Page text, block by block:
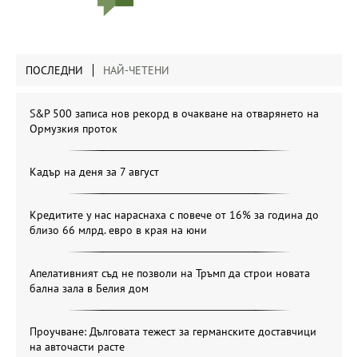
ПОСЛЕДНИ НАЙ-ЧЕТЕНИ
S&P 500 записа нов рекорд в очакване на отварянето на
Ормузкия проток
Кадър на деня за 7 август
Кредитите у нас нараснаха с повече от 16% за година до
близо 66 млрд. евро в края на юни
Апелативният съд не позволи на Тръмп да строи новата
бална зала в Белия дом
Проучване: Дълговата тежест за германските доставчици
на авточасти расте